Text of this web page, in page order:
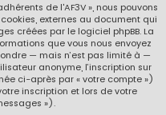
de l'AF3V », nous pouvons
externes au document qui
créées par le logiciel phpBB. La
que vous nous envoyez
— mais n’est pas limité à —
anonyme, l’inscription sur
ci-après par « votre compte »)
inscription et lors de votre
»).